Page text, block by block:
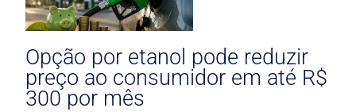
Opção por etanol pode reduzir
preço ao consumidor em até R$
300 por mês